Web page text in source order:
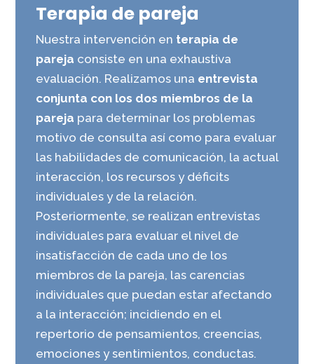
Terapia de pareja
Nuestra intervención en terapia de
pareja consiste en una exhaustiva
evaluación. Realizamos una entrevista
conjunta con los dos miembros de la
pareja para determinar los problemas
motivo de consulta así como para evaluar
las habilidades de comunicación, la actual
interacción, los recursos y déficits
individuales y de la relación.
Posteriormente, se realizan entrevistas
individuales para evaluar el nivel de
insatisfacción de cada uno de los
miembros de la pareja, las carencias
individuales que puedan estar afectando
a la interacción; incidiendo en el
repertorio de pensamientos, creencias,
emociones y sentimientos, conductas.